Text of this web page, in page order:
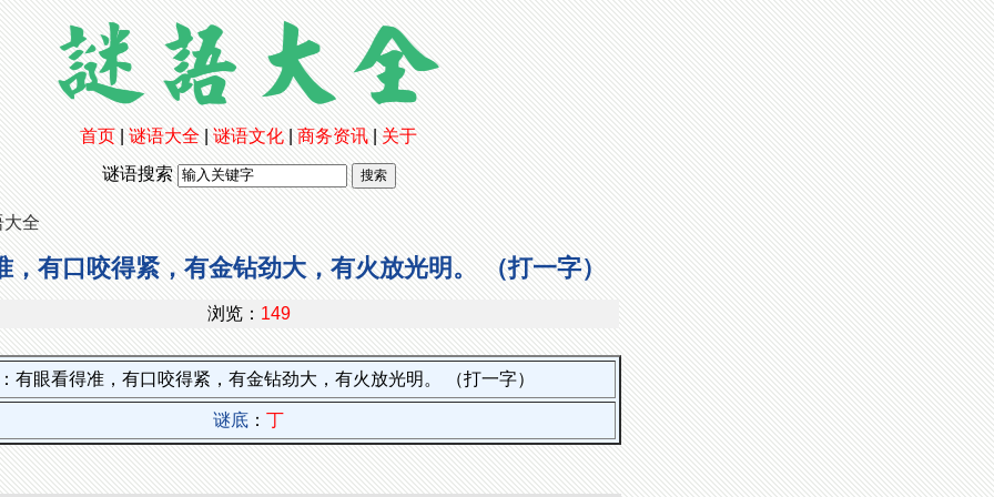
首页 谜语大全 谜语文化 商务资讯
关于
谜语搜索
大全
，有口咬得紧，有金钻劲大，有火放光明。 （打一字）
浏览： 149
有眼看得准，有口咬得紧，有金钻劲大，有火放光明。 （打一字）
谜底 ： 丁